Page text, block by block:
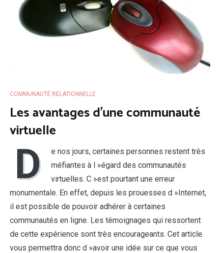
COMMUNAUTÉ RELATIONNELLE
Les avantages d’une communauté
virtuelle
D
e nos jours, certaines personnes restent très
méfiantes à l »égard des communautés
virtuelles. C »est pourtant une erreur
monumentale. En effet, depuis les prouesses d »Internet,
il est possible de pouvoir adhérer à certaines
communautés en ligne. Les témoignages qui ressortent
de cette expérience sont très encourageants. Cet article
vous permettra donc d »avoir une idée sur ce que vous